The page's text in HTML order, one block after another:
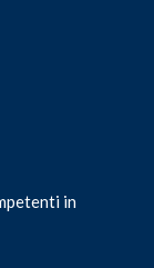
in